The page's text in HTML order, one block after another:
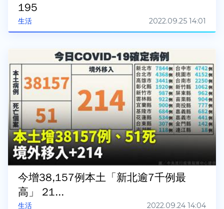
生活
195
2022.09.25 14:01
生活
今增38,157例本土「新北逾7千例最
高」 21...
2022.09.24 14:04